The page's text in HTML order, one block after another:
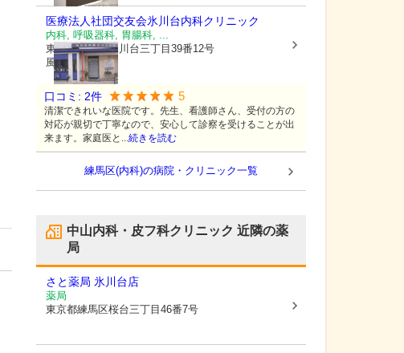
医療法人社団交友会氷川台内科クリニック
内科, 呼吸器科, 胃腸科, ...
東京都練馬区氷川台三丁目39番12号
風祭ビル1階
口コミ: 2件 5
清潔できれいな医院です。先生、看護師さん、受付の方の
対応が親切で丁寧なので、安心して診察を受けることが出
来ます。家庭医と...続きを読む
練馬区(内科)の病院・クリニック一覧
中山内科・皮フ科クリニック 近隣の薬
局
さと薬局 氷川台店
薬局
東京都練馬区桜台三丁目46番7号